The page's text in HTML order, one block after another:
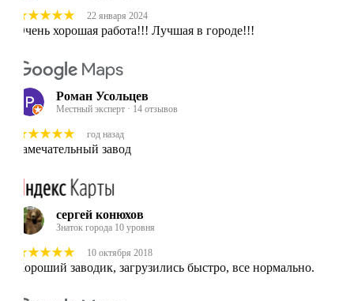
22 января 2024
Очень хорошая работа!!! Лучшая в городе!!!
сергей конюхов
Знаток города 10 уровня
10 октября 2018
Хороший заводик, загрузились быстро, все нормально.
Роман Усольцев
Местный эксперт · 14 отзывов
год назад
Замечательный завод